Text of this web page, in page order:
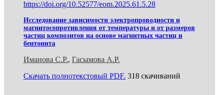
https://doi.org/10.52577/eom.2025.61.5.28
Исследование зависимости электропроводности и
магнитосопротивления от температуры и от размеров
частиц композитов на основе магнитных частиц и
бентонита
Иманова С.Р., Гасымова А.Р.
Скачать полнотекстовый PDF. 318 скачиваний